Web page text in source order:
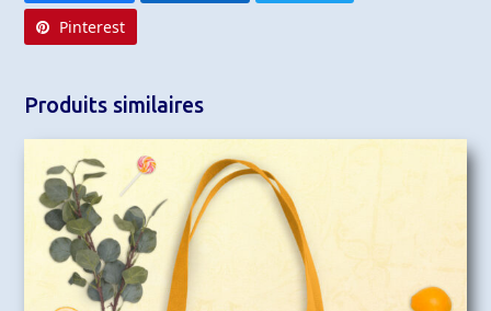
Pinterest
Produits similaires